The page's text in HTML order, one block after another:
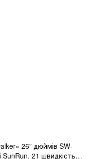
26" дюймів SW-
SunRun, 21 швидкість,